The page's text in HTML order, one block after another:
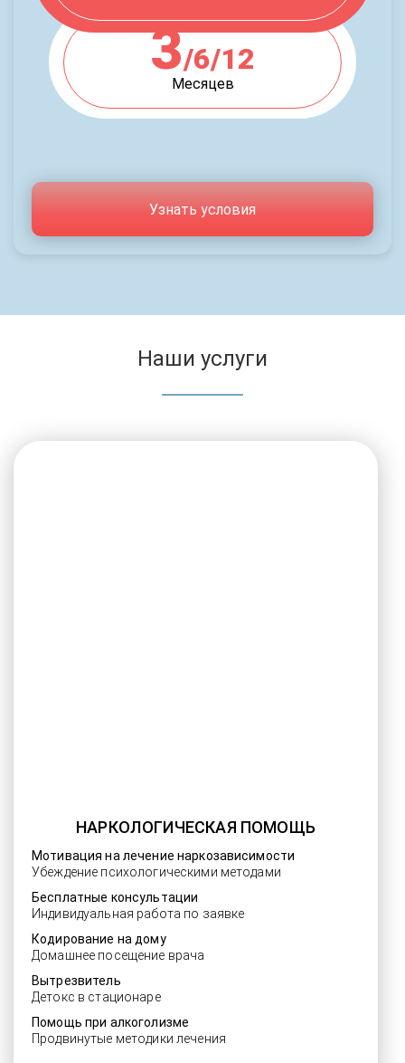
3/6/12
Месяцев
Узнать условия
Наши услуги
НАРКОЛОГИЧЕСКАЯ ПОМОЩЬ
Мотивация на лечение наркозависимости
Убеждение психологическими методами
Бесплатные консультации
Индивидуальная работа по заявке
Кодирование на дому
Домашнее посещение врача
Вытрезвитель
Детокс в стационаре
Помощь при алкоголизме
Продвинутые методики лечения